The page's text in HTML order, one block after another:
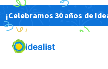
¡Celebramos 30 años de
ORGANIZACIÓN SIN FIN
Minority In-
Association